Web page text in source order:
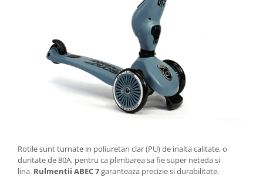
Rotile sunt turnate in poliuretan clar (PU) de inalta calitate, o
duritate de 80A, pentru ca plimbarea sa fie super neteda si
lina. Rulmentii ABEC 7garanteaza precizie si durabilitate.